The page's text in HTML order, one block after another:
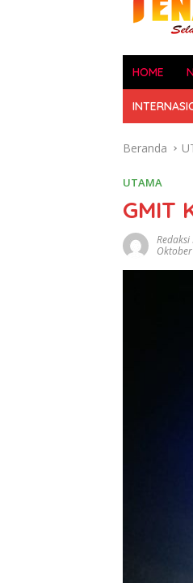
HOME
Beranda
UTAMA
GMIT
Redaksi